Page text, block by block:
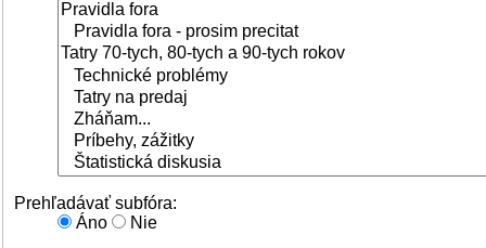
Prehľadávať subfóra:
Áno
Nie